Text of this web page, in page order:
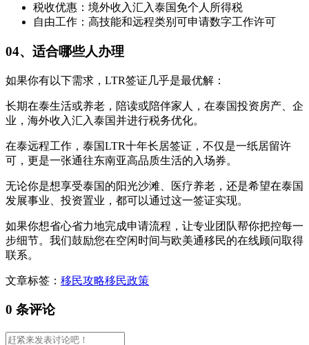
税收优惠：境外收入汇入泰国免个人所得税
自由工作：高技能和远程类别可申请数字工作许可
04、适合哪些人办理
如果你有以下需求，LTR签证几乎是最优解：
长期在泰生活或养老，陪读或陪伴家人，在泰国投资房产、企
业，海外收入汇入泰国并进行税务优化。
在泰远程工作，泰国LTR十年长居签证，不仅是一纸居留许
可，更是一张通往东南亚高品质生活的入场券。
无论你是想享受泰国的阳光沙滩、医疗养老，还是希望在泰国
发展事业、投资置业，都可以通过这一签证实现。
如果你想省心省力地完成申请流程，让专业团队帮你把控每一
步细节。我们鼓励您在空闲时间与欧美通移民的在线顾问取得
联系。
文章标签： 移民攻略移民政策
0 条评论